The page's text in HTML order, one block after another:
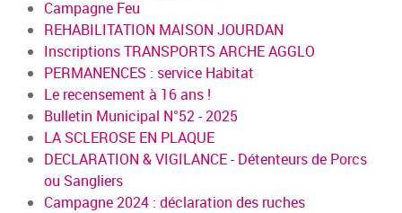
Campagne Feu
REHABILITATION MAISON JOURDAN
Inscriptions TRANSPORTS ARCHE AGGLO
PERMANENCES : service Habitat
Le recensement à 16 ans !
Bulletin Municipal N°52 - 2025
LA SCLEROSE EN PLAQUE
DECLARATION & VIGILANCE - Détenteurs de Porcs
ou Sangliers
Campagne 2024 : déclaration des ruches